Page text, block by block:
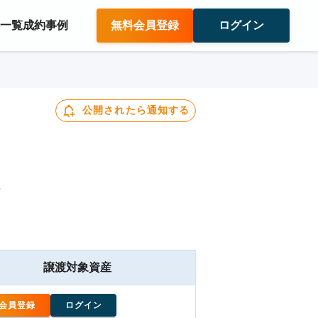
覧成約事例 無料会員登録 ログイン
公開されたら通知する
員登録 ログイン
譲渡対象資産